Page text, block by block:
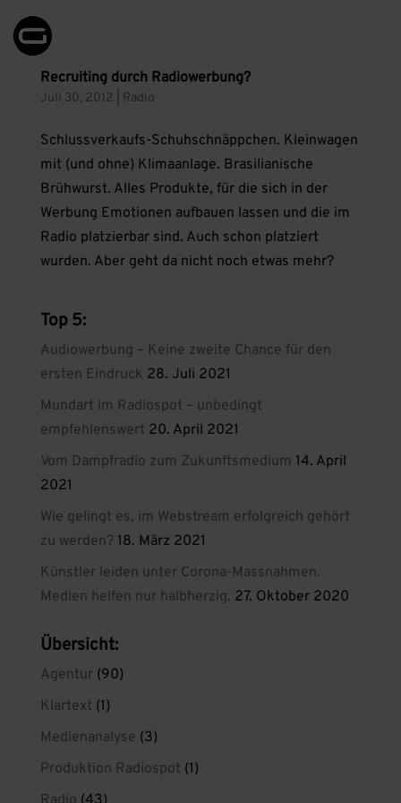
Recruiting durch Radiowerbung?
Juli 30, 2012 Radio
Schlussverkaufs-Schuhschnäppchen. Kleinwagen
mit (und ohne) Klimaanlage. Brasilianische
Brühwurst. Alles Produkte, für die sich in der
Werbung Emotionen aufbauen lassen und die im
Radio platzierbar sind. Auch schon platziert
wurden. Aber geht da nicht noch etwas mehr?
Top 5:
Audiowerbung – Keine zweite Chance für den
ersten Eindruck 28. Juli 2021
Mundart im Radiospot – unbedingt
empfehlenswert 20. April 2021
Vom Dampfradio zum Zukunftsmedium 14. April
2021
Wie gelingt es, im Webstream erfolgreich gehört
zu werden? 18. März 2021
Künstler leiden unter Corona-Massnahmen.
Medien helfen nur halbherzig. 27. Oktober 2020
Übersicht:
Agentur(90)
Klartext (1)
Medienanalyse (3)
Produktion Radiospot (1)